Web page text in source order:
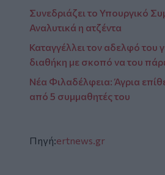
Συνεδριάζει το Υπουργικό
Αναλυτικά η ατζέντα
Καταγγέλλει τον αδελφό του
διαθήκη με σκοπό να του
Νέα Φιλαδέλφεια: Άγρια
από 5 συμμαθητές του
Πηγή:ertnews.gr